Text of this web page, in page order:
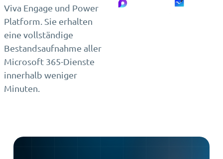
Viva Engage und Power
Platform. Sie erhalten
eine vollständige
Bestandsaufnahme aller
Microsoft 365-Dienste
innerhalb weniger
Minuten.